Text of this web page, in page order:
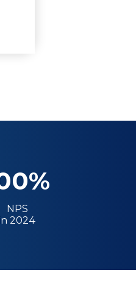
NPS
2024